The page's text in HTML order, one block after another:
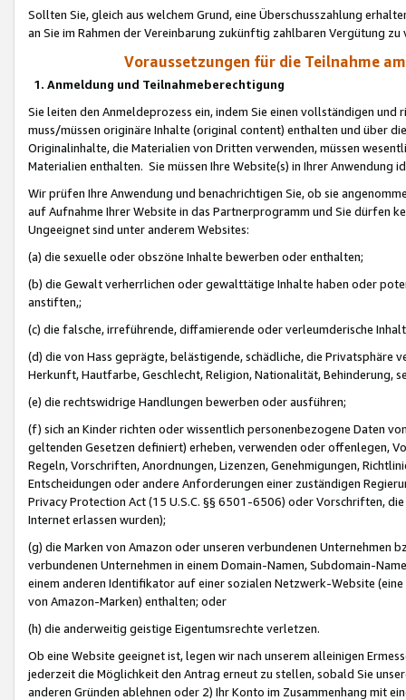
Sollten Sie, gleich aus welchem Grund, eine Überschusszahlung
an Sie im Rahmen der Vereinbarung zukünftig zahlbaren Vergütung zu
Voraussetzungen für die Teilnahme
1. Anmeldung und Teilnahmeberechtigung
Sie leiten den Anmeldeprozess ein, indem Sie einen vollständigen
muss/müssen originäre Inhalte (original content) enthalten und über
Originalinhalte, die Materialien von Dritten verwenden, müssen
Materialien enthalten. Sie müssen Ihre Website(s) in Ihrer Anwendung
Wir prüfen Ihre Anwendung und benachrichtigen Sie, ob sie
auf Aufnahme Ihrer Website in das Partnerprogramm und Sie dürfen
Ungeeignet sind unter anderem Websites:
(a) die sexuelle oder obszöne Inhalte bewerben oder enthalten;
(b) die Gewalt verherrlichen oder gewalttätige Inhalte haben oder
anstiften,;
(c) die falsche, irreführende, diffamierende oder verleumderische
(d) die von Hass geprägte, belästigende, schädliche, die Privatsphäre
Herkunft, Hautfarbe, Geschlecht, Religion, Nationalität, Behinderung,
(e) die rechtswidrige Handlungen bewerben oder ausführen;
(f) sich an Kinder richten oder wissentlich personenbezogene Daten
geltenden Gesetzen definiert) erheben, verwenden oder offenlegen,
Regeln, Vorschriften, Anordnungen, Lizenzen, Genehmigungen,
Entscheidungen oder andere Anforderungen einer zuständigen
Privacy Protection Act (15 U.S.C. §§ 6501-6506) oder Vorschriften,
Internet erlassen wurden);
(g) die Marken von Amazon oder unseren verbundenen Unternehmen
verbundenen Unternehmen in einem Domain-Namen, Subdomain-
einem anderen Identifikator auf einer sozialen Netzwerk-Website
von Amazon-Marken) enthalten; oder
(h) die anderweitig geistige Eigentumsrechte verletzen.
Ob eine Website geeignet ist, legen wir nach unserem alleinigen
jederzeit die Möglichkeit den Antrag erneut zu stellen, sobald Sie
anderen Gründen ablehnen oder 2) Ihr Konto im Zusammenhang mit